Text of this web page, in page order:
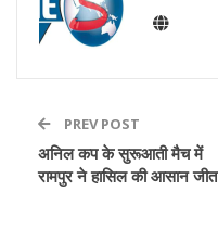
PREV POST
अनिल कप के सुरूआती मैच में
रामपुर ने हासिल की आसान जीत